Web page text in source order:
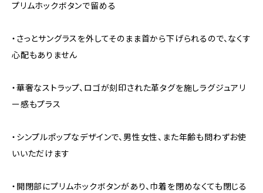
プリムホックボタンで留める
・さっとサングラスを外してそのまま首から下げられるので、なくす
心配もありません
・華奢なストラップ、ロゴが刻印された革タグを施しラグジュアリ
ー感もプラス
・シンプルポップなデザインで、男性女性、また年齢も問わずお使
いいただけます
・開閉部にプリムホックボタンがあり、巾着を閉めなくても閉じる